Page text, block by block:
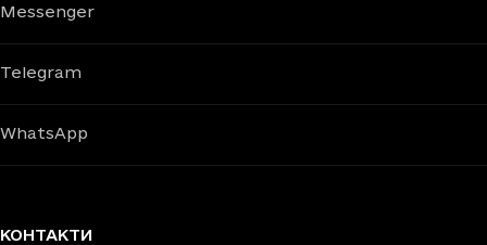
Messenger
Telegram
WhatsApp
КОНТАКТИ